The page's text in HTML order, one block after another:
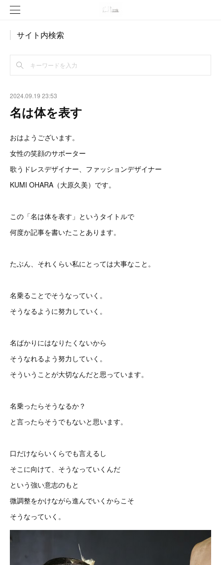
サイト内検索
2024.09.19 23:53
名は体を表す
おはようございます。
女性の笑顔のサポーター
歌うドレスデザイナー、ファッションデザイナー
KUMI OHARA（大原久美）です。
この「名は体を表す」というタイトルで
何度か記事を書いたことあります。
たぶん、それくらい私にとっては大事なこと。
名乗ることでそうなっていく。
そうなるように努力していく。
名ばかりにはなりたくないから
そうなれるよう努力していく。
そういうことが大切なんだと思っています。
名乗ったらそうなるか？
と言ったらそうでもないと思います。
口だけならいくらでも言えるし
そこに向けて、そうなっていくんだ
という強い意志のもと
微調整をかけながら進んでいくからこそ
そうなっていく。